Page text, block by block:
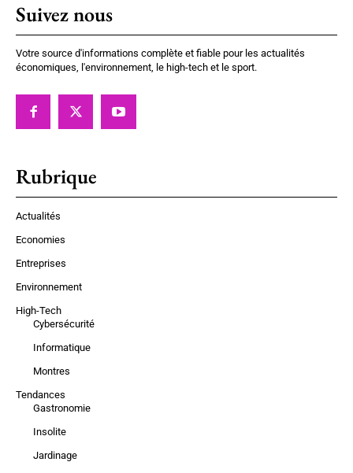
Suivez nous
Votre source d'informations complète et fiable pour les actualités
économiques, l'environnement, le high-tech et le sport.
Rubrique
Actualités
Economies
Entreprises
Environnement
High-Tech
Cybersécurité
Informatique
Montres
Tendances
Gastronomie
Insolite
Jardinage